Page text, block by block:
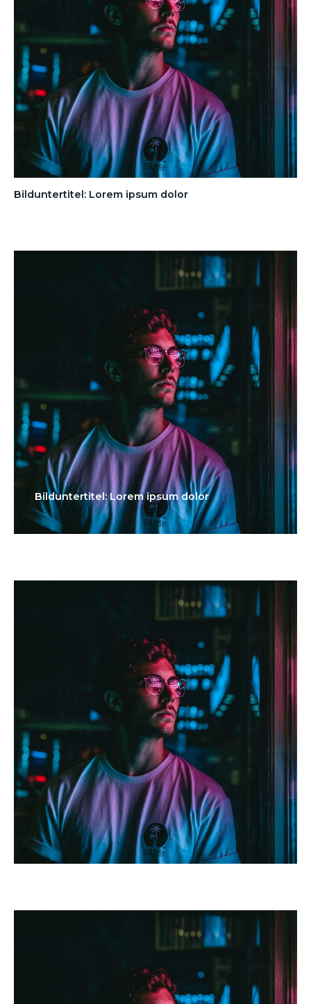
Bilduntertitel: Lorem ipsum dolor
Bilduntertitel: Lorem ipsum dolor